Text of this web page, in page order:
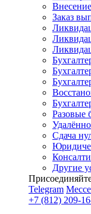
Заказ
Разовые
Сдача
Другие
Telegram
+7 (812) 209-